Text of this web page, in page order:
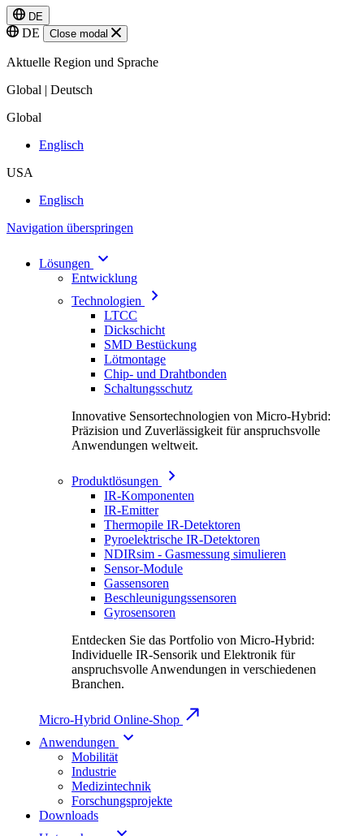
DE
DE Close modal
Aktuelle Region und Sprache
Global | Deutsch
Global
Englisch
USA
Englisch
Navigation überspringen
Lösungen
Entwicklung
Technologien
LTCC
Dickschicht
SMD Bestückung
Lötmontage
Chip- und Drahtbonden
Schaltungsschutz
Innovative Sensortechnologien von Micro-Hybrid:
Präzision und Zuverlässigkeit für anspruchsvolle
Anwendungen weltweit.
Produktlösungen
IR-Komponenten
IR-Emitter
Thermopile IR-Detektoren
Pyroelektrische IR-Detektoren
NDIRsim - Gasmessung simulieren
Sensor-Module
Gassensoren
Beschleunigungssensoren
Gyrosensoren
Entdecken Sie das Portfolio von Micro-Hybrid:
Individuelle IR-Sensorik und Elektronik für
anspruchsvolle Anwendungen in verschiedenen
Branchen.
Micro-Hybrid Online-Shop
Anwendungen
Mobilität
Industrie
Medizintechnik
Forschungsprojekte
Downloads